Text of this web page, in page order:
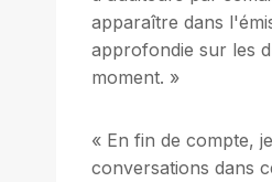
apparaître dans
approfondie sur les
moment. »
« En fin de compte,
conversations dans